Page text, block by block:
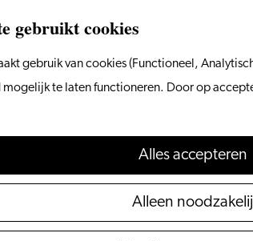
gebruikt cookies
gebruik van cookies (Functioneel,
te laten functioneren. Door op
Alles accepteren
Alleen
niet meer beschikbaar. Bekijk het